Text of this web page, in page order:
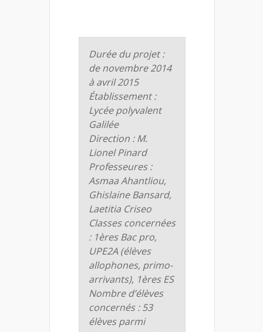
Durée du projet :
de novembre 2014
à avril 2015
Établissement :
Lycée polyvalent
Galilée
Direction :M.
Lionel Pinard
Professeures :
Asmaa Ahantliou,
Ghislaine Bansard,
Laetitia Criseo
Classes concernées
: 1ères Bac pro,
UPE2A (élèves
allophones, primo-
arrivants), 1ères ES
Nombre d’élèves
concernés :53
élèves parmi